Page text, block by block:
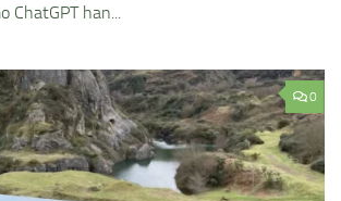
ChatGPT han...
0